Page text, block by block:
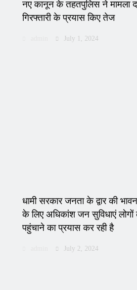
नए कानून के तहतपुलिस ने मामला
गिरफ्तारी के प्रयास किए तेज
July 1, 2024
धामी सरकार जनता के द्वार की
के लिए अधिकांश जन सुविधाएं
पहुंचाने का प्रयास कर रही है
July 2, 2024